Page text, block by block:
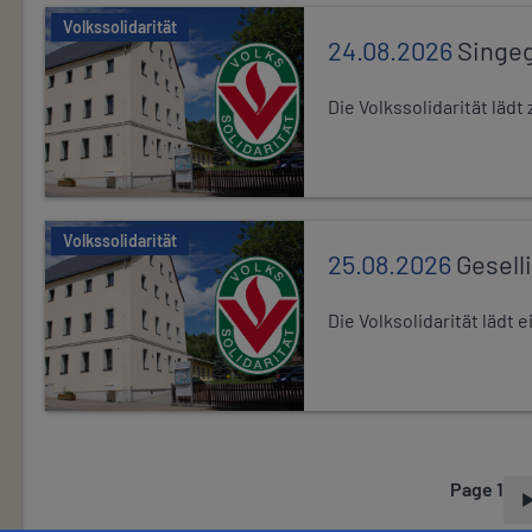
Volkssolidarität
24.08.2026
Die Volkssolidarität lädt
Volkssolidarität
25.08.2026
Die Volksolidarität lädt
Page 1